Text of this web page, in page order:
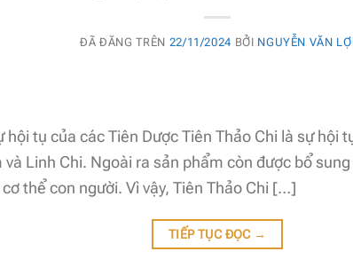
ĐÃ ĐĂNG TRÊN 22/11/2024 BỞI NGUYỄN VĂN
hội tụ của các Tiên Dược Tiên Thảo Chi là sự hội
và Linh Chi. Ngoài ra sản phẩm còn được bổ
thể con người. Vì vậy, Tiên Thảo Chi […]
TIẾP TỤC ĐỌC →